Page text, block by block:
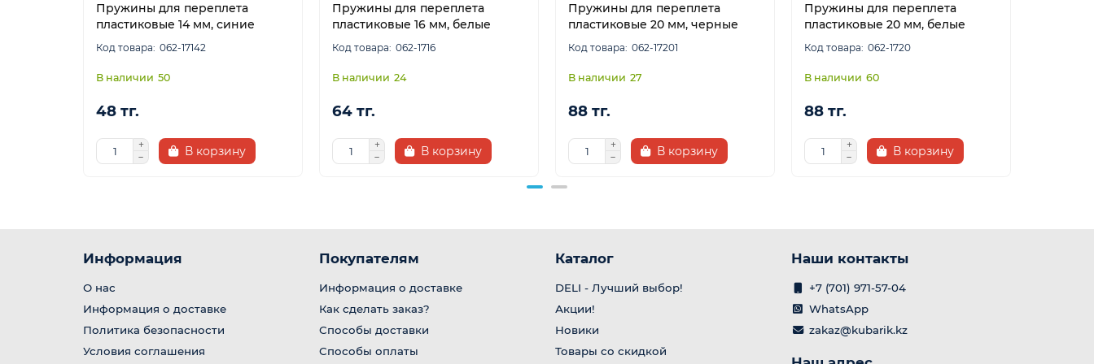
Пружины для переплета
пластиковые 14 мм, синие
062-17142
50
48 тг.
В корзину
Пружины для переплета
пластиковые 16 мм, белые
062-1716
24
64 тг.
В корзину
Пружины для переплета
пластиковые 20 мм, черные
062-17201
27
88 тг.
В корзину
Пружины для переплета
пластиковые 20 мм, белые
062-1720
60
88 тг.
В корзину
Информация
О нас
Информация о доставке
Политика безопасности
Условия соглашения
Покупателям
Информация о доставке
Как сделать заказ?
Способы доставки
Способы оплаты
Каталог
DELI - Лучший выбор!
Акции!
Новики
Товары со скидкой
Наши контакты
+7 (701) 971-57-04
WhatsApp
zakaz@kubarik.kz